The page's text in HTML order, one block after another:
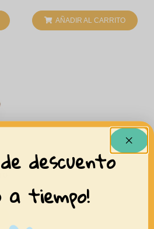
AÑADIR AL CARRITO
de descuento
tiempo!